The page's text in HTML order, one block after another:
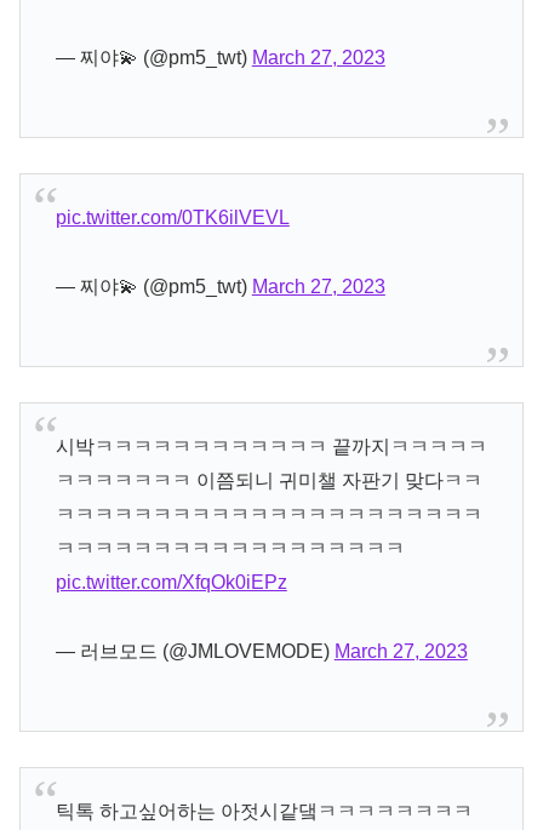
— 찌야💫 (@pm5_twt) March 27, 2023
pic.twitter.com/0TK6ilVEVL
— 찌야💫 (@pm5_twt) March 27, 2023
시박ㅋㅋㅋㅋㅋㅋㅋㅋㅋㅋㅋㅋ 끝까지ㅋㅋㅋㅋㅋ
ㅋㅋㅋㅋㅋㅋㅋ 이쯤되니 귀미챌 자판기 맞다ㅋㅋ
ㅋㅋㅋㅋㅋㅋㅋㅋㅋㅋㅋㅋㅋㅋㅋㅋㅋㅋㅋㅋㅋㅋ
ㅋㅋㅋㅋㅋㅋㅋㅋㅋㅋㅋㅋㅋㅋㅋㅋㅋㅋ
pic.twitter.com/XfqOk0iEPz
— 러브모드 (@JMLOVEMODE) March 27, 2023
틱톡 하고싶어하는 아젓시같댘ㅋㅋㅋㅋㅋㅋㅋㅋ